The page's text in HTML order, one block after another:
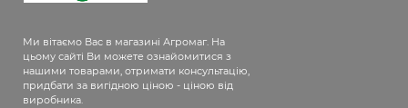
Ми вітаємо Вас в магазині Агромаг. На
цьому сайті Ви можете ознайомитися з
нашими товарами, отримати консультацію,
придбати за вигідною ціною - ціною від
виробника.